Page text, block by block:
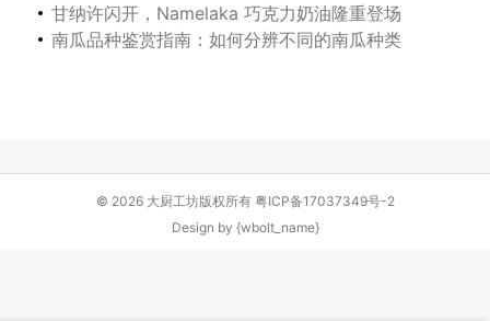
甘纳许闪开，Namelaka 巧克力奶油隆重登场
南瓜品种鉴赏指南：如何分辨不同的南瓜种类
© 2026 大厨工坊版权所有 粤ICP备17037349号-2
Design by {wbolt_name}